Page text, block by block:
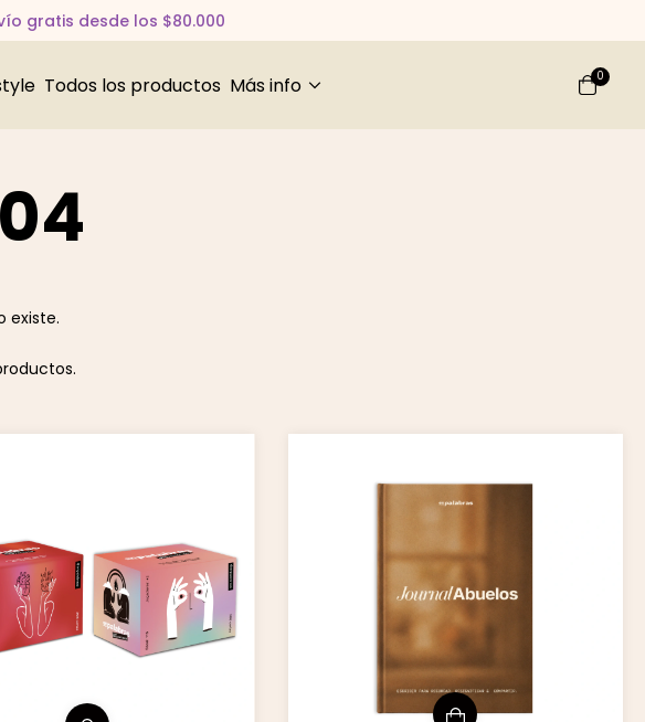
gratis desde los $80.000
Todos los productos Más info 0
existe.